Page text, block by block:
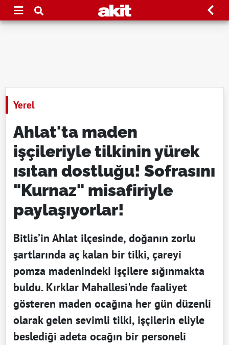
Yerel
Ahlat'ta maden
işçileriyle tilkinin yürek
ısıtan dostluğu! Sofrasını
"Kurnaz" misafiriyle
paylaşıyorlar!
Bitlis’in Ahlat ilçesinde, doğanın zorlu
şartlarında aç kalan bir tilki, çareyi
pomza madenindeki işçilere sığınmakta
buldu. Kırklar Mahallesi'nde faaliyet
gösteren maden ocağına her gün düzenli
olarak gelen sevimli tilki, işçilerin eliyle
beslediği adeta ocağın bir personeli